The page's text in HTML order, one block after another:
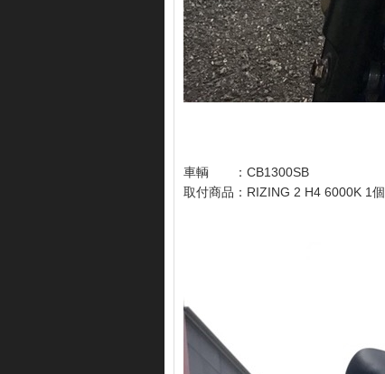
車輌 ：CB1300SB
取付商品：RIZING 2 H4 6000K 1個